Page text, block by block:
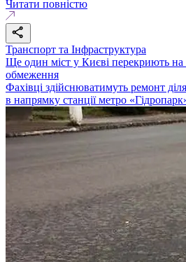
Читати повністю
Транспорт та Інфраструктура
Ще один міст у Києві перекриють на
обмеження
Фахівці здійснюватимуть ремонт
в напрямку станції метро